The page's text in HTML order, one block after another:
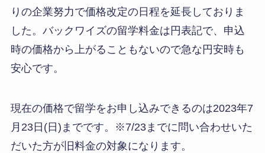
りの企業努力で価格改定の日程を延長しておりま
した。バックワイズの留学料金は円表記で、申込
時の価格から上がることもないので急な円安時も
安心です。
現在の価格で留学をお申し込みできるのは2023年7
月23日(日)までです。※7/23までに問い合わせいた
だいた方が旧料金の対象になります。